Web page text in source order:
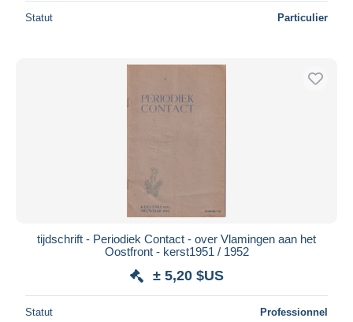
Statut Particulier
tijdschrift - Periodiek Contact - over Vlamingen aan het
Oostfront - kerst1951 / 1952
± 5,20 $US
Statut Professionnel